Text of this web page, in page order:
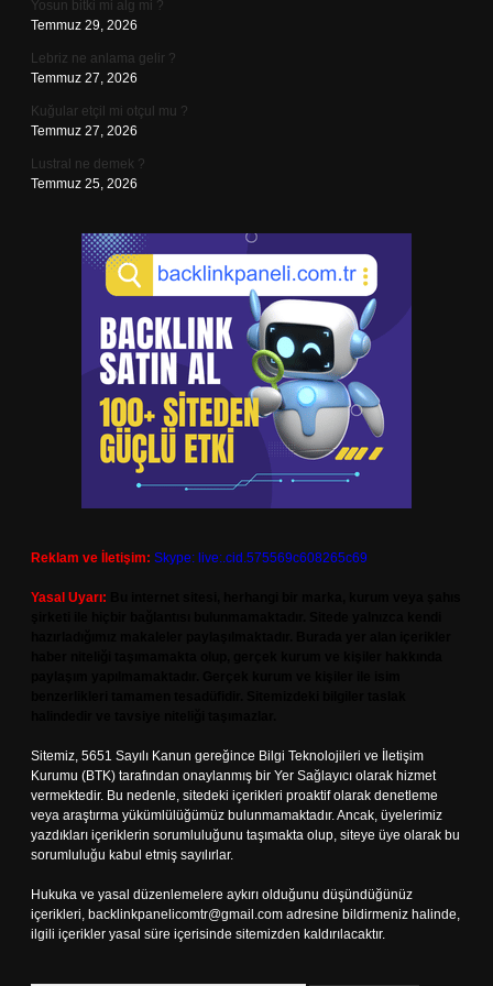
Yosun bitki mi alg mi ?
Temmuz 29, 2026
Lebriz ne anlama gelir ?
Temmuz 27, 2026
Kuğular etçil mi otçul mu ?
Temmuz 27, 2026
Lustral ne demek ?
Temmuz 25, 2026
Reklam ve İletişim: Skype: live:.cid.575569c608265c69
Yasal Uyarı:
Sitemiz, 5651 Sayılı Kanun gereğince Bilgi Teknolojileri ve İletişim
Kurumu (BTK) tarafından onaylanmış bir Yer Sağlayıcı olarak hizmet
vermektedir. Bu nedenle, sitedeki içerikleri proaktif olarak denetleme
veya araştırma yükümlülüğümüz bulunmamaktadır. Ancak, üyelerimiz
yazdıkları içeriklerin sorumluluğunu taşımakta olup, siteye üye olarak bu
sorumluluğu kabul etmiş sayılırlar.
Hukuka ve yasal düzenlemelere aykırı olduğunu düşündüğünüz
içerikleri, backlinkpanelicomtr@gmail.com adresine bildirmeniz halinde,
ilgili içerikler yasal süre içerisinde sitemizden kaldırılacaktır.